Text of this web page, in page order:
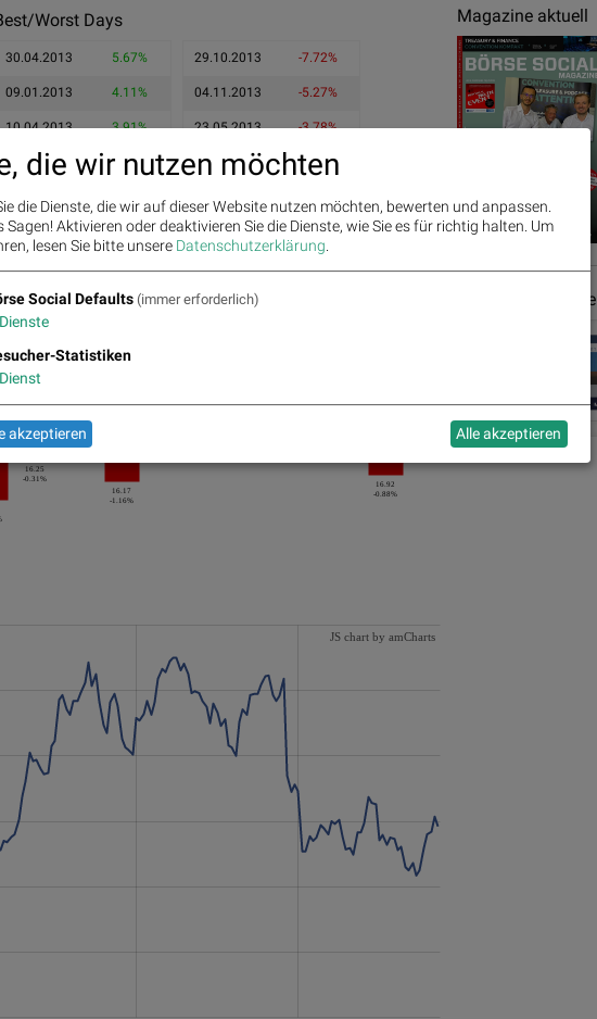
Worst Days
30.04.2013 5.67%
09.01.2013 4.11%
10.04.2013 3.91%
29.10.2013 -7.72%
04.11.2013 -5.27%
23.05.2013 -3.78%
16.25
-0.31%
16.36
0.68%
16.17
-1.16%
16.8
16.92
-0.88%
JS chart by amCharts
Magazine aktuell
Geschäftsberichte
die wir nutzen möchten
die Dienste, die wir auf dieser Website nutzen möchten, bewerten und anpassen.
Sagen! Aktivieren oder deaktivieren Sie die Dienste, wie Sie es für richtig halten. Um
lesen Sie bitte unsere Datenschutzerklärung
Social Defaults (immer erforderlich)
Dienste
Statistiken
Dienst
akzeptieren Alle akzeptieren